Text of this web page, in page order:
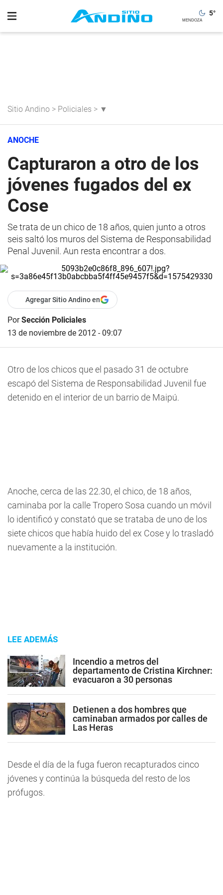
5°
Sitio Andino > Policiales > ▼
ANOCHE
Capturaron a otro de los
jóvenes fugados del ex
Cose
Se trata de un chico de 18 años, quien junto a otros
seis saltó los muros del Sistema de Responsabilidad
Penal Juvenil. Aun resta encontrar a dos.
Agregar Sitio Andino en
PorSección Policiales
13 de noviembre de 2012 - 09:07
Otro de los chicos que el pasado 31 de octubre
escapó del Sistema de Responsabilidad Juvenil fue
detenido en el interior de un barrio de Maipú.
Anoche, cerca de las 22.30, el chico, de 18 años,
caminaba por la calle Tropero Sosa cuando un móvil
lo identificó y constató que se trataba de uno de los
siete chicos que había huido del ex Cose y lo trasladó
nuevamente a la institución.
LEE ADEMÁS
Incendio a metros del
departamento de Cristina Kirchner:
evacuaron a 30 personas
Detienen a dos hombres que
caminaban armados por calles de
Las Heras
Desde el día de la fuga fueron recapturados cinco
jóvenes y continúa la búsqueda del resto de los
prófugos.